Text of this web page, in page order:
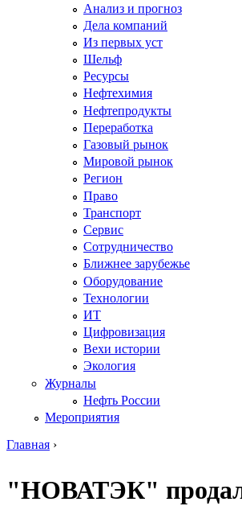
Анализ и прогноз
Дела компаний
Из первых уст
Шельф
Ресурсы
Нефтехимия
Нефтепродукты
Переработка
Газовый рынок
Мировой рынок
Регион
Право
Транспорт
Сервис
Сотрудничество
Ближнее зарубежье
Оборудование
Технологии
ИТ
Цифровизация
Вехи истории
Экология
Журналы
Нефть России
Мероприятия
Главная ›
"НОВАТЭК" продал